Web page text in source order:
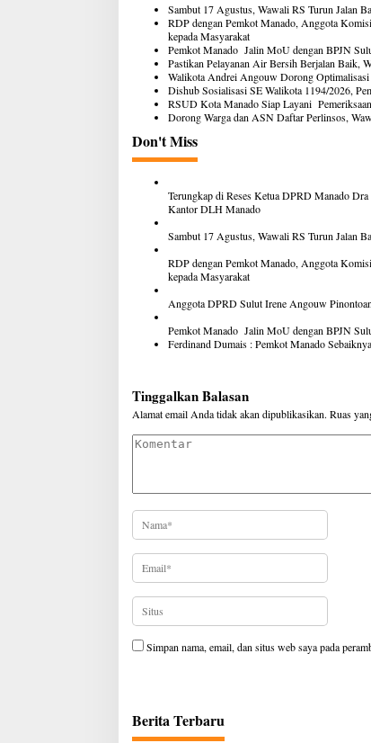
Sambut 17 Agustus, Wawali RS Turun Jalan
RDP dengan Pemkot Manado, Anggota
kepada Masyarakat
Pemkot Manado Jalin MoU dengan BPJN
Pastikan Pelayanan Air Bersih Berjalan
Walikota Andrei Angouw Dorong
Dishub Sosialisasi SE Walikota 1194/2026,
RSUD Kota Manado Siap Layani
Dorong Warga dan ASN Daftar Perlinsos,
Don't Miss
Terungkap di Reses Ketua DPRD Manado
Kantor DLH Manado
Sambut 17 Agustus, Wawali RS Turun Jalan
RDP dengan Pemkot Manado, Anggota
kepada Masyarakat
Anggota DPRD Sulut Irene Angouw
Pemkot Manado Jalin MoU dengan BPJN
Ferdinand Dumais : Pemkot Manado
Tinggalkan Balasan
Alamat email Anda tidak akan dipublikasikan. Ruas
Simpan nama, email, dan situs web saya pada
Berita Terbaru